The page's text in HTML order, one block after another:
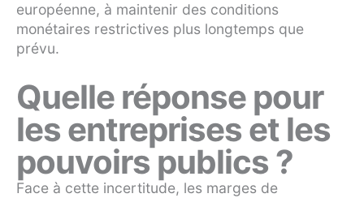
européenne, à maintenir des conditions
monétaires restrictives plus longtemps que
prévu.
Quelle réponse pour
les entreprises et les
pouvoirs publics ?
Face à cette incertitude, les marges de